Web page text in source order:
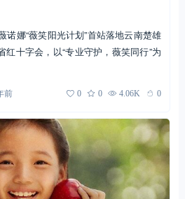
诺娜“薇笑阳光计划”首站落地云南楚雄
十字会，以“专业守护，薇笑同行”为
前 0 0 4.06K 0